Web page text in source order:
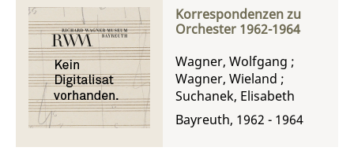
Korrespondenzen zu
Orchester 1962-1964
Wagner, Wolfgang ;
Wagner, Wieland ;
Suchanek, Elisabeth
Bayreuth, 1962 - 1964